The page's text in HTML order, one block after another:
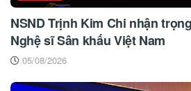
NSND Trịnh Kim Chi nhận
Nghệ sĩ Sân khấu Việt Nam
05/08/2026